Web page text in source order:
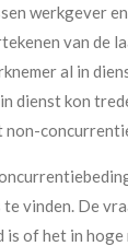
werkgever
van de
al in
dienst kon
non-
vinden. De
of het in hoge